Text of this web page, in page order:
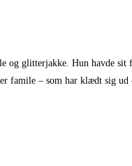
og glitterjakke. Hun havde
famile – som har klædt sig